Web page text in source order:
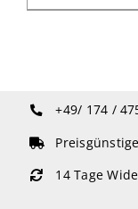
+49/ 174 /
14 Tage